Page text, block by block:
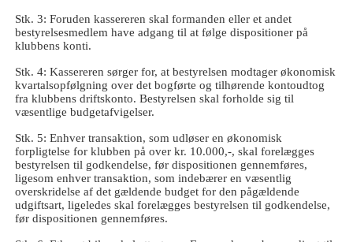
Stk. 3: Foruden kassereren skal formanden eller et andet
bestyrelsesmedlem have adgang til at følge dispositioner på
klubbens konti.
Stk. 4: Kassereren sørger for, at bestyrelsen modtager økonomisk
kvartalsopfølgning over det bogførte og tilhørende kontoudtog
fra klubbens driftskonto. Bestyrelsen skal forholde sig til
væsentlige budgetafvigelser.
Stk. 5: Enhver transaktion, som udløser en økonomisk
forpligtelse for klubben på over kr. 10.000,-, skal forelægges
bestyrelsen til godkendelse, før dispositionen gennemføres,
ligesom enhver transaktion, som indebærer en væsentlig
overskridelse af det gældende budget for den pågældende
udgiftsart, ligeledes skal forelægges bestyrelsen til godkendelse,
før dispositionen gennemføres.